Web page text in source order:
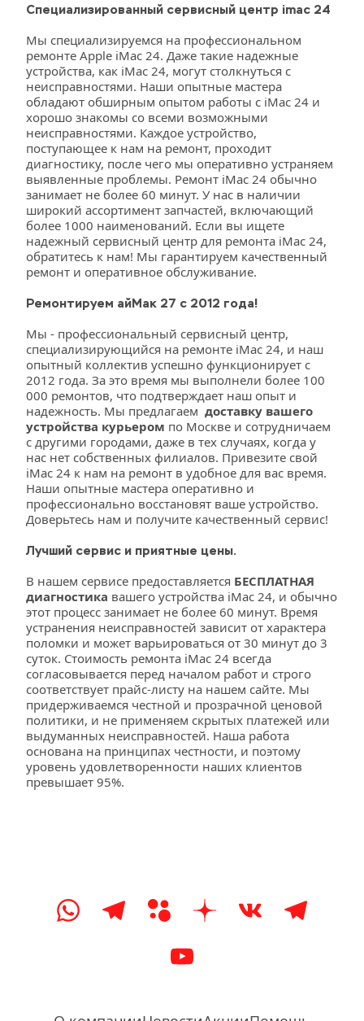
Специализированный сервисный центр imac 24
Мы специализируемся на профессиональном
ремонте Apple iMac 24. Даже такие надежные
устройства, как iMac 24, могут столкнуться с
неисправностями. Наши опытные мастера
обладают обширным опытом работы с iMac 24 и
хорошо знакомы со всеми возможными
неисправностями. Каждое устройство,
поступающее к нам на ремонт, проходит
диагностику, после чего мы оперативно устраняем
выявленные проблемы. Ремонт iMac 24 обычно
занимает не более 60 минут. У нас в наличии
широкий ассортимент запчастей, включающий
более 1000 наименований. Если вы ищете
надежный сервисный центр для ремонта iMac 24,
обратитесь к нам! Мы гарантируем качественный
ремонт и оперативное обслуживание.
Ремонтируем айМак 27 с 2012 года!
Мы - профессиональный сервисный центр,
специализирующийся на ремонте iMac 24, и наш
опытный коллектив успешно функционирует с
2012 года. За это время мы выполнели более 100
000 ремонтов, что подтверждает наш опыт и
надежность. Мы предлагаем доставку вашего
устройства курьером по Москве и сотрудничаем
с другими городами, даже в тех случаях, когда у
нас нет собственных филиалов. Привезите свой
iMac 24 к нам на ремонт в удобное для вас время.
Наши опытные мастера оперативно и
профессионально восстановят ваше устройство.
Доверьтесь нам и получите качественный сервис!
Лучший сервис и приятные цены.
В нашем сервисе предоставляется БЕСПЛАТНАЯ
диагностика вашего устройства iMac 24, и обычно
этот процесс занимает не более 60 минут. Время
устранения неисправностей зависит от характера
поломки и может варьироваться от 30 минут до 3
суток. Стоимость ремонта iMac 24 всегда
согласовывается перед началом работ и строго
соответствует прайс-листу на нашем сайте. Мы
придерживаемся честной и прозрачной ценовой
политики, и не применяем скрытых платежей или
выдуманных неисправностей. Наша работа
основана на принципах честности, и поэтому
уровень удовлетворенности наших клиентов
превышает 95%.